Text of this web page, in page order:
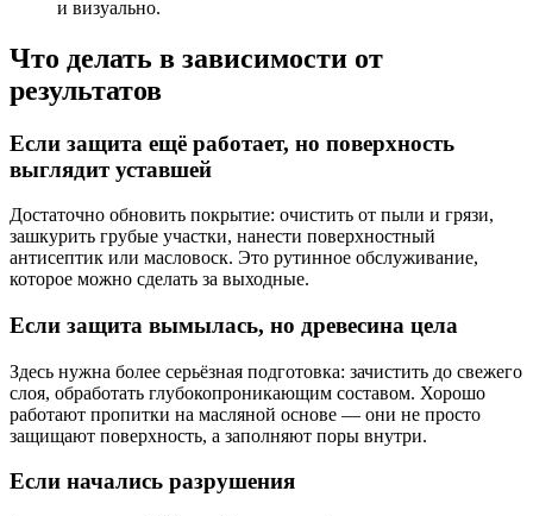
и визуально.
Что делать в зависимости от
результатов
Если защита ещё работает, но поверхность
выглядит уставшей
Достаточно обновить покрытие: очистить от пыли и грязи,
зашкурить грубые участки, нанести поверхностный
антисептик или масловоск. Это рутинное обслуживание,
которое можно сделать за выходные.
Если защита вымылась, но древесина цела
Здесь нужна более серьёзная подготовка: зачистить до свежего
слоя, обработать глубокопроникающим составом. Хорошо
работают пропитки на масляной основе — они не просто
защищают поверхность, а заполняют поры внутри.
Если начались разрушения